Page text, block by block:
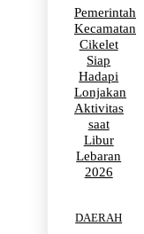
Pemerintah
Kecamatan
Cikelet
Siap
Hadapi
Lonjakan
Aktivitas
saat
Libur
Lebaran
2026
DAERAH